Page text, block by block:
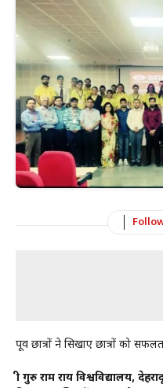
पूर्व छात्रों ने सिखाए छात्रों को
श्री गुरु राम राय विश्वविद्यालय,